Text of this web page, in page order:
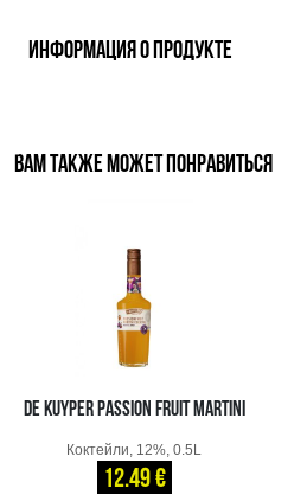
ИНФОРМАЦИЯ О ПРОДУКТЕ
ВАМ ТАКЖЕ МОЖЕТ ПОНРАВИТЬСЯ
DE KUYPER PASSION FRUIT MARTINI
Коктейли, 12%, 0.5L
12.49 €